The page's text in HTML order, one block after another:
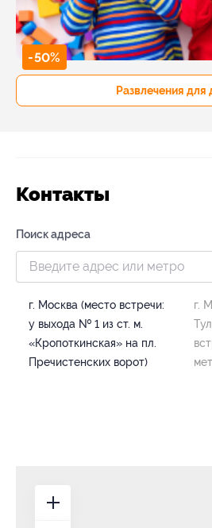
-50%
Развлечения для
Контакты
Поиск адреса
г. Москва (место встречи:
у выхода № 1 из ст. м.
«Кропоткинская» на пл.
Пречистенских ворот)
г.